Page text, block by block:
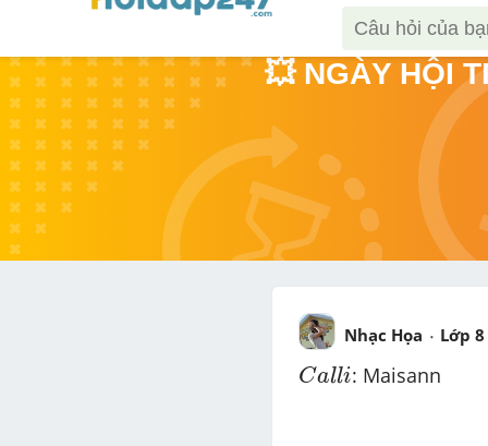
💥 NGÀY HỘI
Nhạc Họa Lớp 8
Calli
Calli : Maisann